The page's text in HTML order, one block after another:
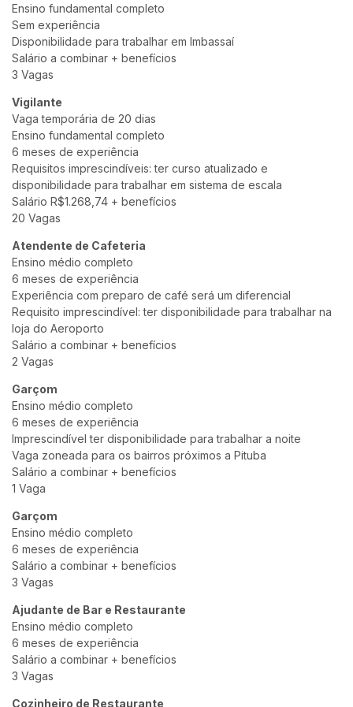
Ensino fundamental completo
Sem experiência
Disponibilidade para trabalhar em Imbassaí
Salário a combinar + benefícios
3 Vagas
Vigilante
Vaga temporária de 20 dias
Ensino fundamental completo
6 meses de experiência
Requisitos imprescindíveis: ter curso atualizado e
disponibilidade para trabalhar em sistema de escala
Salário R$1.268,74 + benefícios
20 Vagas
Atendente de Cafeteria
Ensino médio completo
6 meses de experiência
Experiência com preparo de café será um diferencial
Requisito imprescindível: ter disponibilidade para trabalhar na
loja do Aeroporto
Salário a combinar + benefícios
2 Vagas
Garçom
Ensino médio completo
6 meses de experiência
Imprescindível ter disponibilidade para trabalhar a noite
Vaga zoneada para os bairros próximos a Pituba
Salário a combinar + benefícios
1 Vaga
Garçom
Ensino médio completo
6 meses de experiência
Salário a combinar + benefícios
3 Vagas
Ajudante de Bar e Restaurante
Ensino médio completo
6 meses de experiência
Salário a combinar + benefícios
3 Vagas
Cozinheiro de Restaurante